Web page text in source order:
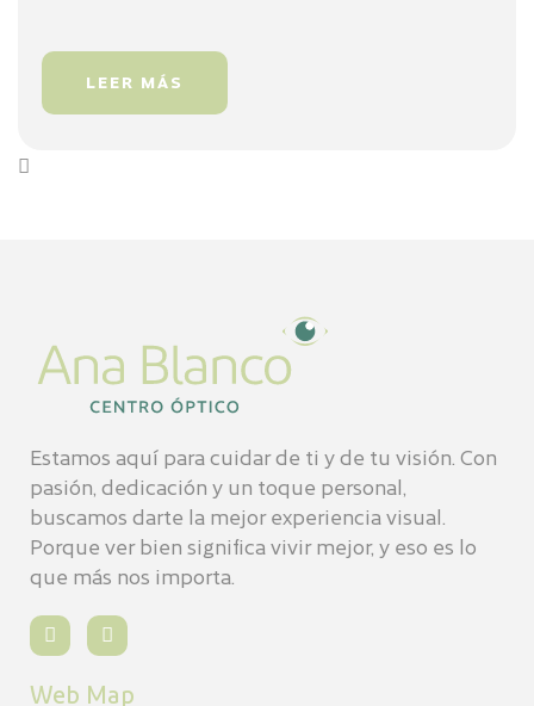
LEER MÁS
Estamos aquí para cuidar de ti y de tu visión. Con
pasión, dedicación y un toque personal,
buscamos darte la mejor experiencia visual.
Porque ver bien significa vivir mejor, y eso es lo
que más nos importa.
Web Map